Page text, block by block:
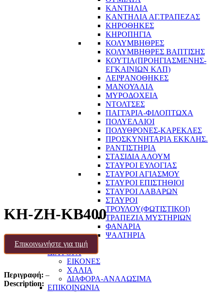
ΚΑΝΤΗΛΙΑ
ΚΑΝΤΗΛΙΑ ΑΓ.ΤΡΑΠΕΖΑΣ
ΚΗΡΟΘΗΚΕΣ
ΚΗΡΟΠΗΓΙΑ
ΚΟΛΥΜΒΗΘΡΕΣ
ΚΟΛΥΜΒΗΘΡΕΣ ΒΑΠΤΙΣΗΣ
ΚΟΥΤΙΑ(ΠΡΟΗΓΙΑΣΜΕΝΗΣ-
ΕΓΚΑΙΝΙΩΝ ΚΛΠ)
ΛΕΙΨΑΝΟΘΗΚΕΣ
ΜΑΝΟΥΑΛΙΑ
ΜΥΡΟΔΟΧΕΙΑ
ΝΤΟΛΤΣΕΣ
ΠΑΓΓΑΡΙΑ-ΦΙΛΟΠΤΩΧΑ
ΠΟΛΥΕΛΑΙΟΙ
ΠΟΛΥΘΡΟΝΕΣ-ΚΑΡΕΚΛΕΣ
ΠΡΟΣΚΥΝΗΤΑΡΙΑ ΕΚΚΛΗΣ.
ΡΑΝΤΙΣΤΗΡΙΑ
ΣΤΑΣΙΔΙΑ ΑΛΟΥΜ
ΣΤΑΥΡΟΙ ΕΥΛΟΓΙΑΣ
ΣΤΑΥΡΟΙ ΑΓΙΑΣΜΟΥ
ΣΤΑΥΡΟΙ ΕΠΙΣΤΗΘΙΟΙ
ΣΤΑΥΡΟΙ ΛΑΒΑΡΩΝ
ΣΤΑΥΡΟΙ
ΤΡΟΥΛΟΥ(ΦΩΤΙΣΤΙΚΟΙ)
ΤΡΑΠΕΖΙΑ ΜΥΣΤΗΡΙΩΝ
ΦΑΝΑΡΙΑ
ΨΑΛΤΗΡΙΑ
ΔΙΑΦΟΡΑ
ΕΙΚΟΝΕΣ
ΧΑΛΙΑ
ΔΙΑΦΟΡΑ-ΑΝΑΛΩΣΙΜΑ
ΕΠΙΚΟΙΝΩΝΙΑ
KH-ZH-KB400
Επικοινωνήστε για τιμή
Περιγραφή: –
Description: